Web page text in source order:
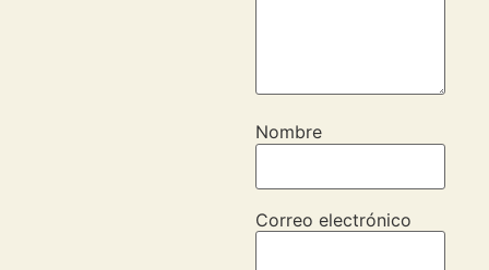
Nombre
Correo electrónico